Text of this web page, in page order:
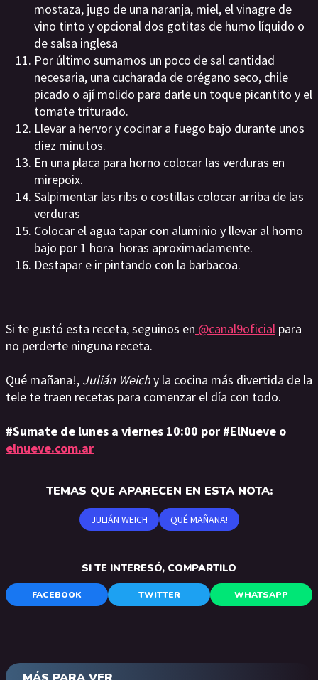
mostaza, jugo de una naranja, miel, el vinagre de
vino tinto y opcional dos gotitas de humo líquido o
de salsa inglesa
Por último sumamos un poco de sal cantidad
necesaria, una cucharada de orégano seco, chile
picado o ají molido para darle un toque picantito y el
tomate triturado.
Llevar a hervor y cocinar a fuego bajo durante unos
diez minutos.
En una placa para horno colocar las verduras en
mirepoix.
Salpimentar las ribs o costillas colocar arriba de las
verduras
Colocar el agua tapar con aluminio y llevar al horno
bajo por 1 hora horas aproximadamente.
Destapar e ir pintando con la barbacoa.
Si te gustó esta receta, seguinos en @canal9oficial para
no perderte ninguna receta.
Qué mañana!, Julián Weichy la cocina más divertida de la
tele te traen recetas para comenzar el día con todo.
#Sumate de lunes a viernes 10:00 por #ElNueve o
elnueve.com.ar
TEMAS QUE APARECEN EN ESTA NOTA:
JULIÁN WEICH QUÉ MAÑANA!
SI TE INTERESÓ, COMPARTILO
FACEBOOK TWITTER WHATSAPP